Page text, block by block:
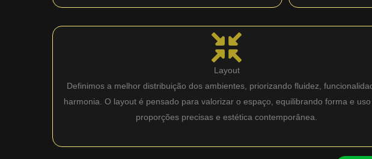
Layout
Definimos a melhor distribuição dos ambientes, priorizando fluidez,
harmonia. O layout é pensado para valorizar o espaço, equilibrando forma e
proporções precisas e estética contemporânea.